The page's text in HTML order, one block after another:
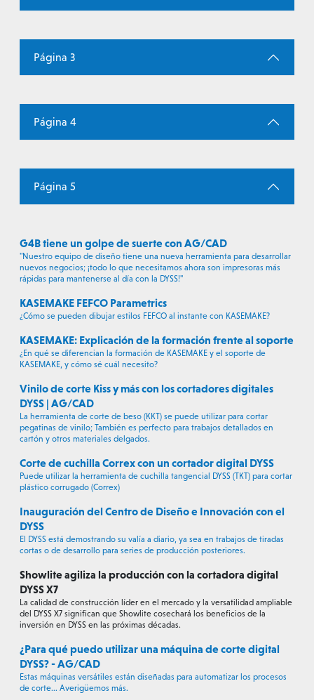
Página 3
Página 4
Página 5
G4B tiene un golpe de suerte con AG/CAD
"Nuestro equipo de diseño tiene una nueva herramienta para desarrollar
nuevos negocios; ¡todo lo que necesitamos ahora son impresoras más
rápidas para mantenerse al día con la DYSS!"
KASEMAKE FEFCO Parametrics
¿Cómo se pueden dibujar estilos FEFCO al instante con KASEMAKE?
KASEMAKE: Explicación de la formación frente al soporte
¿En qué se diferencian la formación de KASEMAKE y el soporte de
KASEMAKE, y cómo sé cuál necesito?
Vinilo de corte Kiss y más con los cortadores digitales
DYSS | AG/CAD
La herramienta de corte de beso (KKT) se puede utilizar para cortar
pegatinas de vinilo; También es perfecto para trabajos detallados en
cartón y otros materiales delgados.
Corte de cuchilla Correx con un cortador digital DYSS
Puede utilizar la herramienta de cuchilla tangencial DYSS (TKT) para cortar
plástico corrugado (Correx)
Inauguración del Centro de Diseño e Innovación con el
DYSS
El DYSS está demostrando su valía a diario, ya sea en trabajos de tiradas
cortas o de desarrollo para series de producción posteriores.
Showlite agiliza la producción con la cortadora digital
DYSS X7
La calidad de construcción líder en el mercado y la versatilidad ampliable
del DYSS X7 significan que Showlite cosechará los beneficios de la
inversión en DYSS en las próximas décadas.
¿Para qué puedo utilizar una máquina de corte digital
DYSS? - AG/CAD
Estas máquinas versátiles están diseñadas para automatizar los procesos
de corte... Averigüemos más.